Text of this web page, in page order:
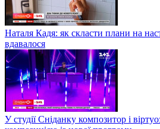
Наталя Кадя: як скласти плани на
вдавалося
У студії Сніданку композитор і